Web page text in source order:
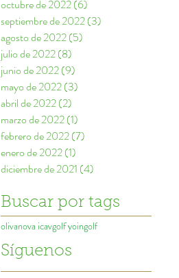
octubre de 2022(6)
septiembre de 2022(3)
agosto de 2022(5)
julio de 2022(8)
junio de 2022(9)
mayo de 2022(3)
abril de 2022(2)
marzo de 2022(1)
febrero de 2022(7)
enero de 2022(1)
diciembre de 2021 (4)
Buscar por tags
olivanova icavgolf yoingolf
Síguenos